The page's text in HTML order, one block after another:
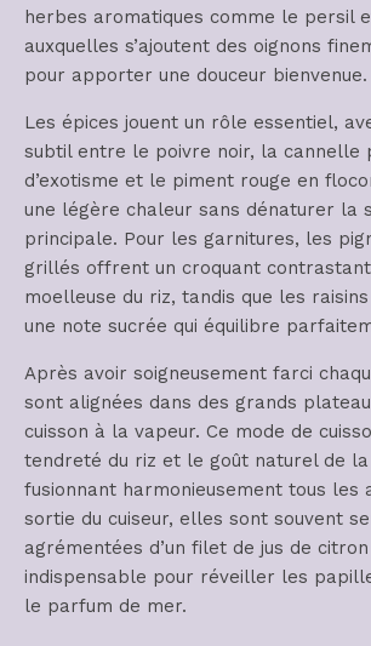
herbes aromatiques comme le persil
auxquelles s’ajoutent des oignons
pour apporter une douceur bienvenue.
Les épices jouent un rôle essentiel,
subtil entre le poivre noir, la cannelle
d’exotisme et le piment rouge en
une légère chaleur sans dénaturer la
principale. Pour les garnitures, les
grillés offrent un croquant
moelleuse du riz, tandis que les
une note sucrée qui équilibre
Après avoir soigneusement farci
sont alignées dans des grands
cuisson à la vapeur. Ce mode de
tendreté du riz et le goût naturel de
fusionnant harmonieusement tous les
sortie du cuiseur, elles sont souvent
agrémentées d’un filet de jus de
indispensable pour réveiller les
le parfum de mer.